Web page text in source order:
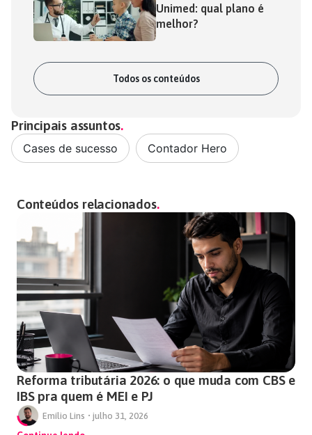
Unimed: qual plano é
melhor?
Todos os conteúdos
Principais assuntos
Cases de sucesso Contador Hero
Conteúdos relacionados
Reforma tributária 2026: o que muda com CBS e
IBS pra quem é MEI e PJ
Emílio Lins • julho 31, 2026